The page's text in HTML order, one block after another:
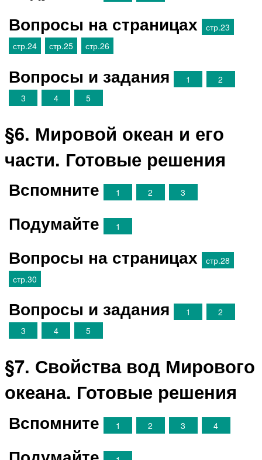
Вопросы на страницах
стр.23
стр.24
стр.25 стр.26
Вопросы и задания 1
2
3
4 5
§6. Мировой океан и его
части. Готовые решения
Вспомните 1 2 3
Подумайте 1
Вопросы на страницах
стр.28
стр.30
Вопросы и задания 1
2
3
4 5
§7. Свойства вод Мирового
океана. Готовые решения
Вспомните 1 2 3 4